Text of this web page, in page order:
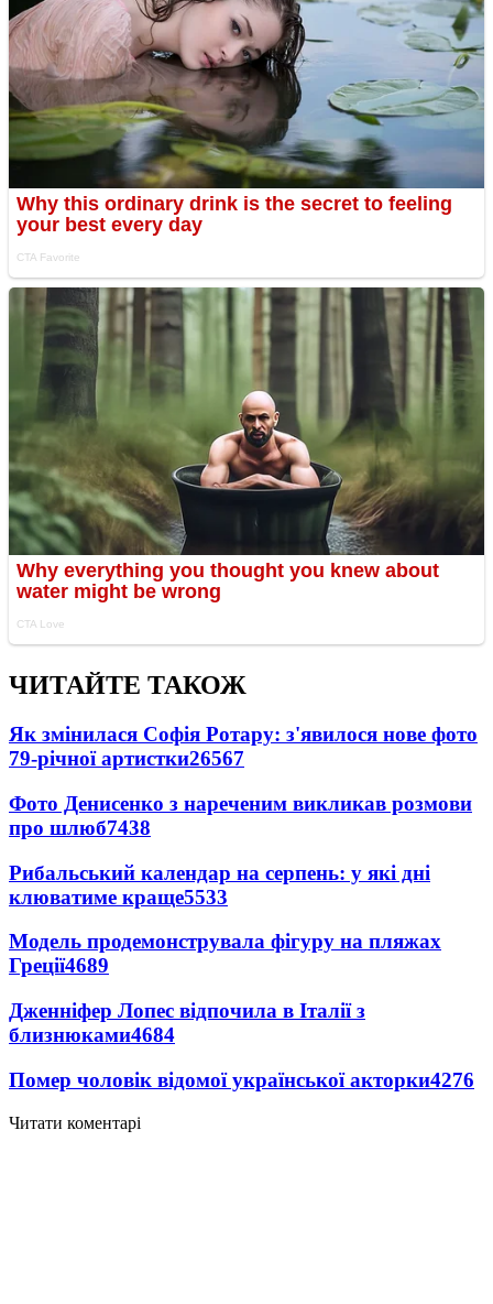
ЧИТАЙТЕ ТАКОЖ
Як змінилася Софія Ротару: з'явилося нове фото
79-річної артистки26567
Фото Денисенко з нареченим викликав розмови
про шлюб7438
Рибальський календар на серпень: у які дні
клюватиме краще5533
Модель продемонструвала фігуру на пляжах
Греції4689
Дженніфер Лопес відпочила в Італії з
близнюками4684
Помер чоловік відомої української акторки4276
Читати коментарі